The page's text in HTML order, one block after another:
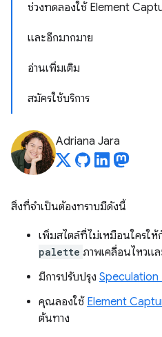
ช่วงทดลองใช้ Element
และอีกมากมาย
อ่านเพิ่มเติม
สมัครใช้บริการ
Adriana Jara
สิ่งที่จำเป็นต้องทราบมีดังนี้
เพิ่มสไตล์ที่ไม่เหมือนใครให้
palette ภาพเคลื่อนไหวแล
มีการปรับปรุง Speculation
คุณลองใช้ Element
ต้นทาง